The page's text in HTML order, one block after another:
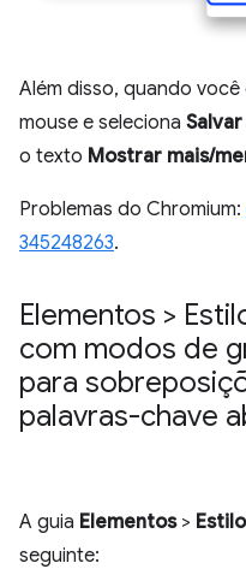
Além disso, quando
mouse e seleciona
o texto Mostrar mais/
Problemas do Chromium:
345248263.
Elementos >
com modos de
para
palavras-chave
A guia Elementos>
seguinte: